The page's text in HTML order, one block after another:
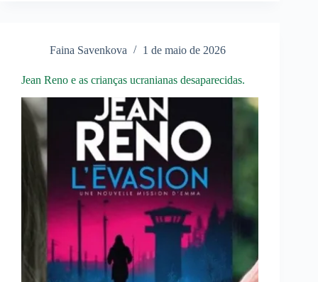
Faina Savenkova 1 de maio de 2026
Jean Reno e as crianças ucranianas desaparecidas.